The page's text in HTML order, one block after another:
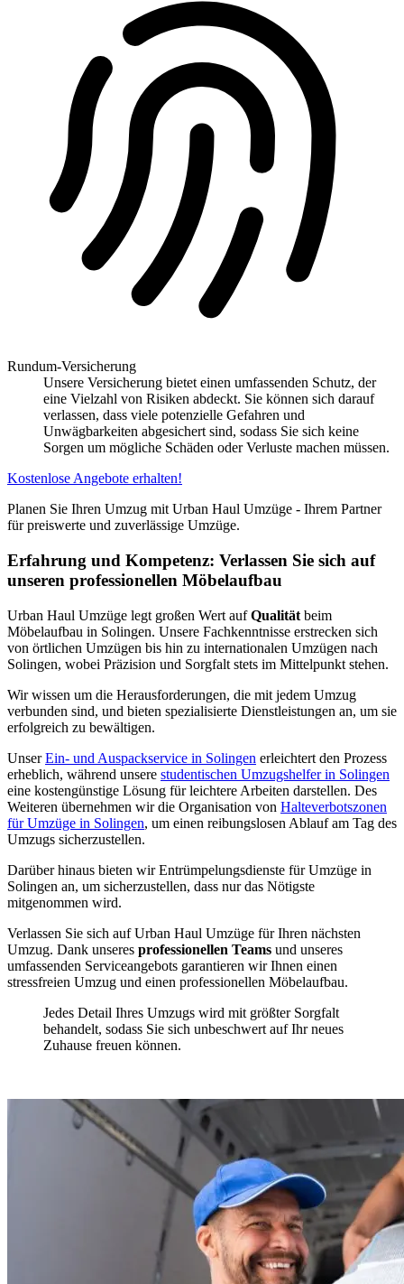
Rundum-Versicherung
Unsere Versicherung bietet einen umfassenden Schutz, der
eine Vielzahl von Risiken abdeckt. Sie können sich darauf
verlassen, dass viele potenzielle Gefahren und
Unwägbarkeiten abgesichert sind, sodass Sie sich keine
Sorgen um mögliche Schäden oder Verluste machen müssen.
Kostenlose Angebote erhalten!
Planen Sie Ihren Umzug mit Urban Haul Umzüge - Ihrem Partner
für preiswerte und zuverlässige Umzüge.
Erfahrung und Kompetenz: Verlassen Sie sich auf
unseren professionellen Möbelaufbau
Urban Haul Umzüge legt großen Wert aufQualität beim
Möbelaufbau in Solingen. Unsere Fachkenntnisse erstrecken sich
von örtlichen Umzügen bis hin zu internationalen Umzügen nach
Solingen, wobei Präzision und Sorgfalt stets im Mittelpunkt stehen.
Wir wissen um die Herausforderungen, die mit jedem Umzug
verbunden sind, und bieten spezialisierte Dienstleistungen an, um sie
erfolgreich zu bewältigen.
UnserEin- und Auspackservice in Solingen erleichtert den Prozess
erheblich, während unsere studentischen Umzugshelfer in Solingen
eine kostengünstige Lösung für leichtere Arbeiten darstellen. Des
Weiteren übernehmen wir die Organisation von Halteverbotszonen
für Umzüge in Solingen, um einen reibungslosen Ablauf am Tag des
Umzugs sicherzustellen.
Darüber hinaus bieten wir Entrümpelungsdienste für Umzüge in
Solingen an, um sicherzustellen, dass nur das Nötigste
mitgenommen wird.
Verlassen Sie sich auf Urban Haul Umzüge für Ihren nächsten
Umzug. Dank unseres professionellen Teams und unseres
umfassenden Serviceangebots garantieren wir Ihnen einen
stressfreien Umzug und einen professionellen Möbelaufbau.
Jedes Detail Ihres Umzugs wird mit größter Sorgfalt
behandelt, sodass Sie sich unbeschwert auf Ihr neues
Zuhause freuen können.